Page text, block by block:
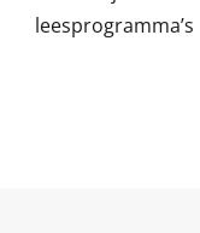
leesprogramma’s